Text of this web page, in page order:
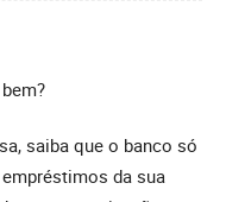
saiba que o banco só
da sua